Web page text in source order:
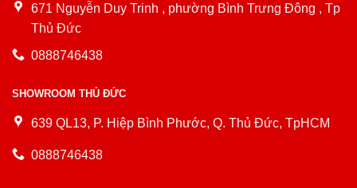
671 Nguyễn Duy Trinh , phường Bình Trưng Đông , Tp
Thủ Đức
0888746438
SHOWROOM THỦ ĐỨC
639 QL13, P. Hiệp Bình Phước, Q. Thủ Đức, TpHCM
0888746438